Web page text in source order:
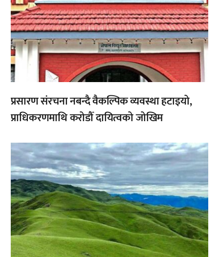
प्रसारण संरचना नबन्दै वैकल्पिक व्यवस्था हटाइयो,
प्राधिकरणमाथि करोडौँ दायित्वको जोखिम
,